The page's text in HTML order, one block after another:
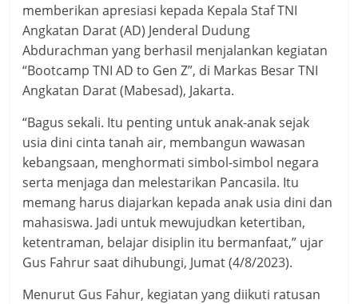
memberikan apresiasi kepada Kepala Staf TNI
Angkatan Darat (AD) Jenderal Dudung
Abdurachman yang berhasil menjalankan kegiatan
“Bootcamp TNI AD to Gen Z”, di Markas Besar TNI
Angkatan Darat (Mabesad), Jakarta.
“Bagus sekali. Itu penting untuk anak-anak sejak
usia dini cinta tanah air, membangun wawasan
kebangsaan, menghormati simbol-simbol negara
serta menjaga dan melestarikan Pancasila. Itu
memang harus diajarkan kepada anak usia dini dan
mahasiswa. Jadi untuk mewujudkan ketertiban,
ketentraman, belajar disiplin itu bermanfaat,” ujar
Gus Fahrur saat dihubungi, Jumat (4/8/2023).
Menurut Gus Fahur, kegiatan yang diikuti ratusan